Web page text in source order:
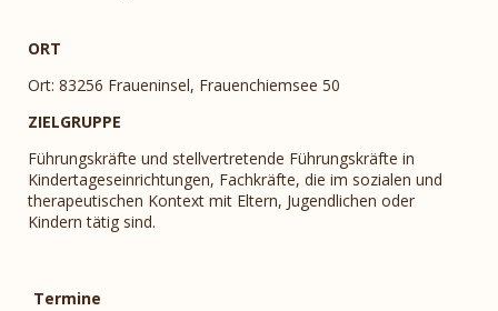
ORT
Ort: 83256 Fraueninsel, Frauenchiemsee 50
ZIELGRUPPE
Führungskräfte und stellvertretende Führungskräfte in
Kindertageseinrichtungen, Fachkräfte, die im sozialen und
therapeutischen Kontext mit Eltern, Jugendlichen oder
Kindern tätig sind.
Termine